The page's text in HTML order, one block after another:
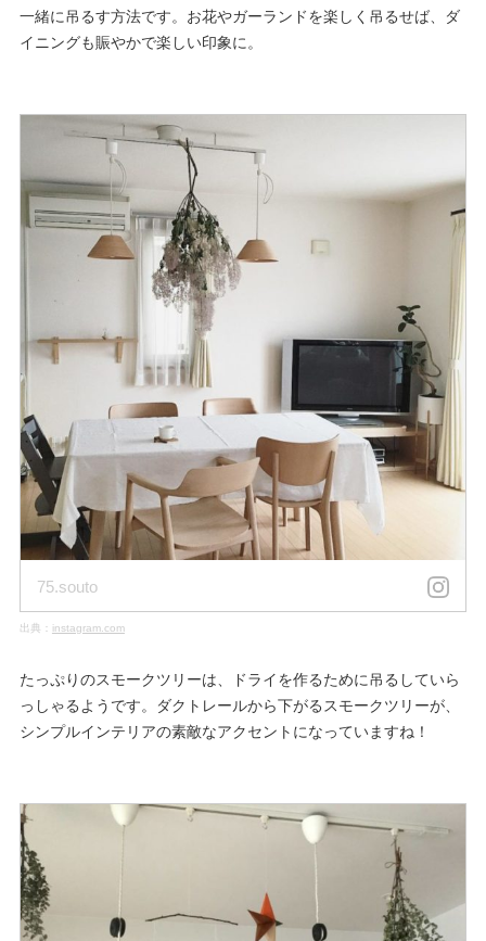
一緒に吊るす方法です。お花やガーランドを楽しく吊るせば、ダ
イニングも賑やかで楽しい印象に。
75.souto
出典： instagram.com
たっぷりのスモークツリーは、ドライを作るために吊るしていら
っしゃるようです。ダクトレールから下がるスモークツリーが、
シンプルインテリアの素敵なアクセントになっていますね！